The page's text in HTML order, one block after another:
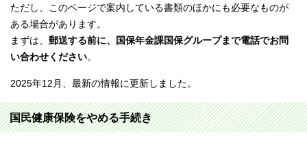
ただし、このページで案内している書類のほかにも必要なものが
ある場合があります。
まずは、 郵送する前に、国保年金課国保グループまで電話でお問
い合わせください。
2025年12月、最新の情報に更新しました。
国民健康保険をやめる手続き